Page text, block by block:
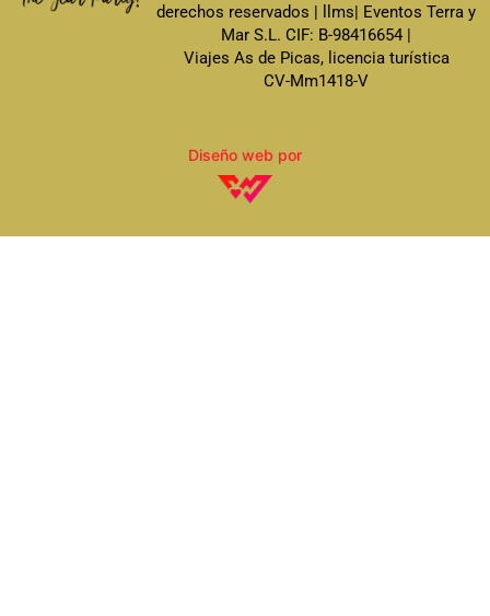
derechos reservados | llms| Eventos Terra y
Mar S.L. CIF: B-98416654 |
Viajes As de Picas, licencia turística
CV-Mm1418-V
Diseño web por